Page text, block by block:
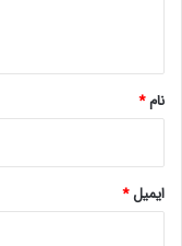
نام*
ایمیل*